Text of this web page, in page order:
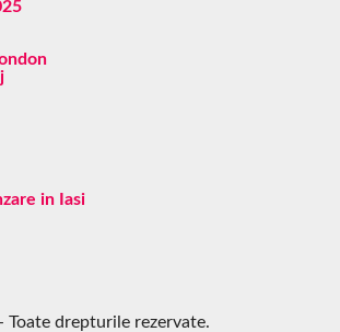
in Iasi
Toate drepturile rezervate.